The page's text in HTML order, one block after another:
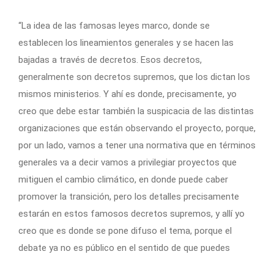
“La idea de las famosas leyes marco, donde se
establecen los lineamientos generales y se hacen las
bajadas a través de decretos. Esos decretos,
generalmente son decretos supremos, que los dictan los
mismos ministerios. Y ahí es donde, precisamente, yo
creo que debe estar también la suspicacia de las distintas
organizaciones que están observando el proyecto, porque,
por un lado, vamos a tener una normativa que en términos
generales va a decir vamos a privilegiar proyectos que
mitiguen el cambio climático, en donde puede caber
promover la transición, pero los detalles precisamente
estarán en estos famosos decretos supremos, y allí yo
creo que es donde se pone difuso el tema, porque el
debate ya no es público en el sentido de que puedes